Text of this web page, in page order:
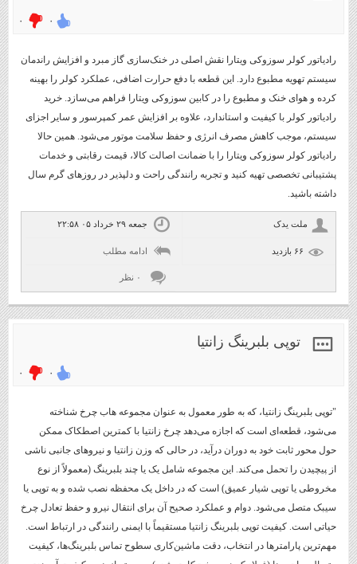
۰ ۰
رادیاتور کولر سوزوکی ویتارا نقش اصلی در خنک‌سازی گاز مبرد و افزایش راندمان
سیستم تهویه مطبوع دارد. این قطعه با دفع حرارت اضافی، عملکرد کولر را بهینه
کرده و هوای خنک و مطبوع را در کابین سوزوکی ویتارا فراهم می‌سازد. خرید
رادیاتور کولر با کیفیت و استاندارد، علاوه بر افزایش عمر کمپرسور و سایر اجزای
سیستم، موجب کاهش مصرف انرژی و حفظ سلامت موتور می‌شود. همین حالا
رادیاتور کولر سوزوکی ویتارا را با ضمانت اصالت کالا، قیمت رقابتی و خدمات
پشتیبانی تخصصی تهیه کنید و تجربه رانندگی راحت و دلپذیر در روزهای گرم سال
داشته باشید.
ملت یدک جمعه ۲۹ خرداد ۰۵ ۲۲:۵۸
ادامه مطلب
۰ نظر
توپی بلبرینگ زانتیا
۰ ۰
"توپی بلبرینگ زانتیا، که به طور معمول به عنوان مجموعه هاب چرخ شناخته
می‌شود، قطعه‌ای است که اجازه می‌دهد چرخ زانتیا با کمترین اصطکاک ممکن
حول محور ثابت خود به دوران درآید، در حالی که وزن زانتیا و نیروهای جانبی ناشی
از پیچیدن را تحمل می‌کند. این مجموعه شامل یک یا چند بلبرینگ (معمولاً از نوع
مخروطی یا توپی شیار عمیق) است که در داخل یک محفظه نصب شده و به توپی یا
سیبک متصل می‌شود. دوام و عملکرد صحیح آن برای انتقال نیرو و حفظ تعادل چرخ
حیاتی است. کیفیت توپی بلبرینگ زانتیا مستقیماً با ایمنی رانندگی در ارتباط است.
مهم‌ترین پارامترها در انتخاب، دقت ماشین‌کاری سطوح تماس بلبرینگ‌ها، کیفیت